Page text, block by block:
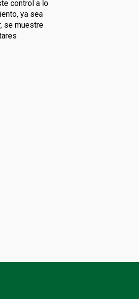
control a lo
ya sea
se muestre